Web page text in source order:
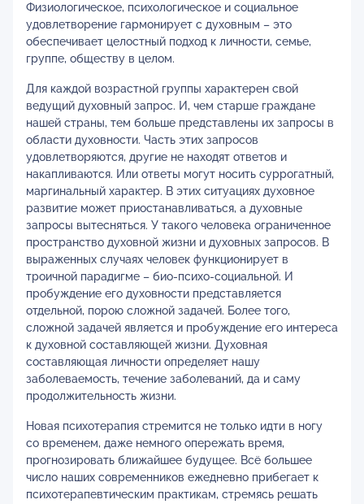
Физиологическое, психологическое и социальное
удовлетворение гармонирует с духовным – это
обеспечивает целостный подход к личности, семье,
группе, обществу в целом.
Для каждой возрастной группы характерен свой
ведущий духовный запрос. И, чем старше граждане
нашей страны, тем больше представлены их запросы в
области духовности. Часть этих запросов
удовлетворяются, другие не находят ответов и
накапливаются. Или ответы могут носить суррогатный,
маргинальный характер. В этих ситуациях духовное
развитие может приостанавливаться, а духовные
запросы вытесняться. У такого человека ограниченное
пространство духовной жизни и духовных запросов. В
выраженных случаях человек функционирует в
троичной парадигме – био-психо-социальной. И
пробуждение его духовности представляется
отдельной, порою сложной задачей. Более того,
сложной задачей является и пробуждение его интереса
к духовной составляющей жизни. Духовная
составляющая личности определяет нашу
заболеваемость, течение заболеваний, да и саму
продолжительность жизни.
Новая психотерапия стремится не только идти в ногу
со временем, даже немного опережать время,
прогнозировать ближайшее будущее. Всё большее
число наших современников ежедневно прибегает к
психотерапевтическим практикам, стремясь решать